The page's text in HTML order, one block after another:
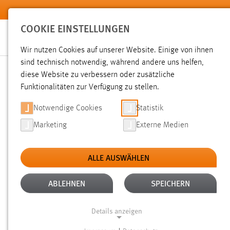
Zum Hauptinhalt springen
SUCHE
Aktive Filter: ALTER: WENIGER ALS EINE WOCHE
Gesucht nach "Jobs". Es wurde 1 Ergebnis in 16
COOKIE EINSTELLUNGEN
Wir nutzen Cookies auf unserer Website. Einige von ihnen
sind technisch notwendig, während andere uns helfen,
diese Website zu verbessern oder zusätzliche
Funktionalitäten zur Verfügung zu stellen.
Notwendige Cookies Statistik
Marketing Externe Medien
ALLE AUSWÄHLEN
ABLEHNEN SPEICHERN
Details anzeigen